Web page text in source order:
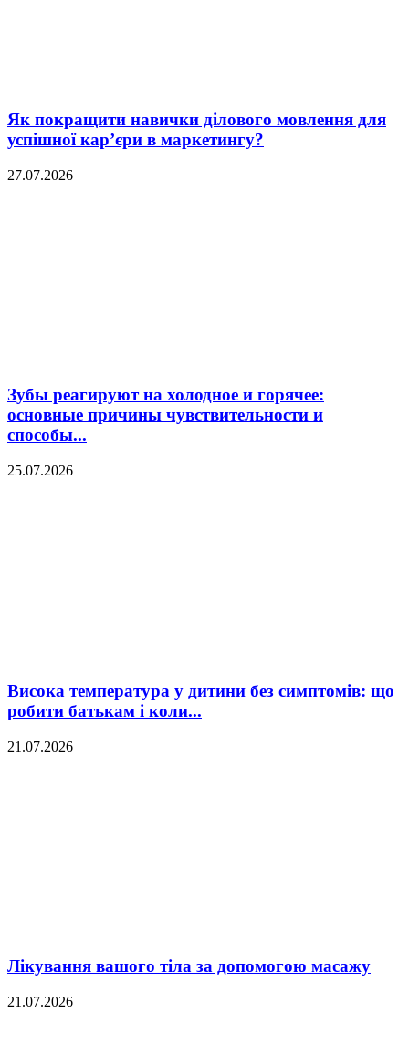
Як покращити навички ділового мовлення для
успішної кар’єри в маркетингу?
27.07.2026
Зубы реагируют на холодное и горячее:
основные причины чувствительности и
способы...
25.07.2026
Висока температура у дитини без симптомів: що
робити батькам і коли...
21.07.2026
Лікування вашого тіла за допомогою масажу
21.07.2026